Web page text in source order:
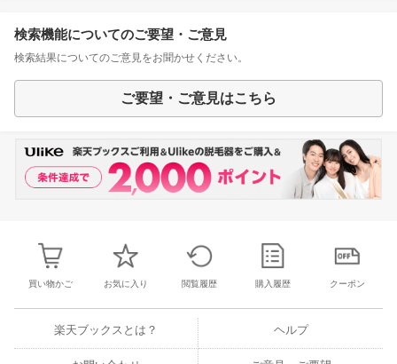
検索機能についてのご要望・ご意見
検索結果についてのご意見をお聞かせください。
ご要望・ご意見はこちら
買い物かご お気に入り 閲覧履歴 購入履歴 クーポン
楽天ブックスとは？ ヘルプ